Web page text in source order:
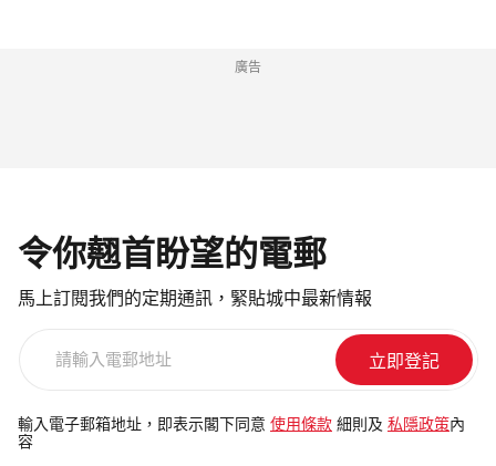
廣告
令你翹首盼望的電郵
馬上訂閱我們的定期通訊，緊貼城中最新情報
電
郵
輸入電子郵箱地址，即表示閣下同意 使用條款 細則及 私隱政策 內
容